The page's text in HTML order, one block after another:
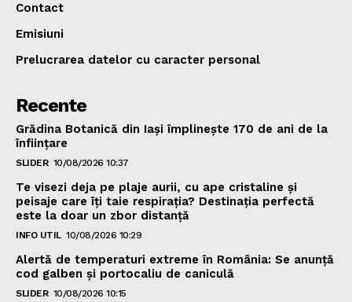
Contact
Emisiuni
Prelucrarea datelor cu caracter personal
Recente
Grădina Botanică din Iaşi împlineşte 170 de ani de la
înfiinţare
SLIDER 10/08/2026 10:37
Te visezi deja pe plaje aurii, cu ape cristaline și
peisaje care îți taie respirația? Destinația perfectă
este la doar un zbor distanță
INFO UTIL 10/08/2026 10:29
Alertă de temperaturi extreme în România: Se anunță
cod galben și portocaliu de caniculă
SLIDER 10/08/2026 10:15